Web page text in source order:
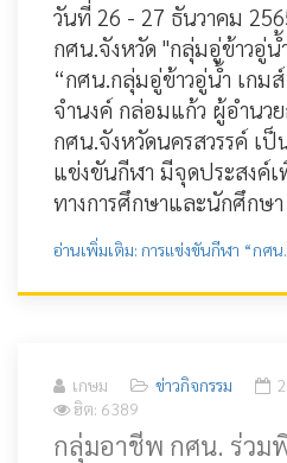
วันที่ 26 - 27 ธันวาคม
กศน.จังหวัด "กลุ่มอู่ข้าวอู่น้
“กศน.กลุ่มอู่ข้าวอู่น้ำ เกม
จำนงค์ กล่อมแก้ว ผู้อำนวย
กศน.จังหวัดนครสวรรค์ เป็
แข่งขันกีฬา มีจุดประสงค์เ
ทางการศึกษาและนักศึกษ
อ่านเพิ่มเติม: การแข่งขันกีฬา “กศ
เกษม ข่าวกิจกรรม
ฮิต: 6389
กลุ่มอาชีพ กศน. ร่วม